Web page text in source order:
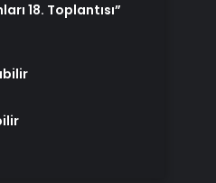
18. Toplantısı”